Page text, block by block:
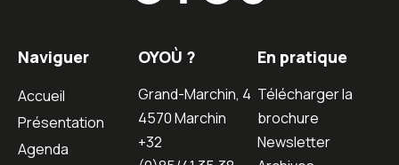
Naviguer
Accueil
Présentation
Agenda
OYOÙ ?
Grand-Marchin, 4
4570 Marchin
+32
En pratique
Télécharger la
brochure
Newsletter